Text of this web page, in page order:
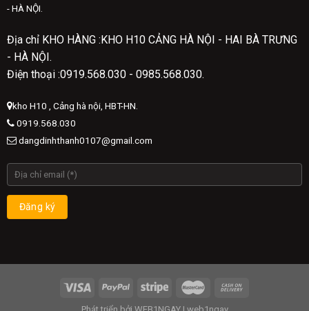
- HÀ NỘI.
Địa chỉ KHO HÀNG :KHO H10 CẢNG HÀ NỘI - HAI BÀ TRƯNG
- HÀ NỘI.
Điện thoại :0919.568.030 - 0985.568.030.
kho H10 , Cảng hà nội, HBT-HN.
0919.568.030
dangdinhthanh0107@gmail.com